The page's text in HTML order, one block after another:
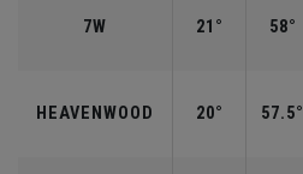
7W 21° 58°
HEAVENWOOD 20° 57.5°